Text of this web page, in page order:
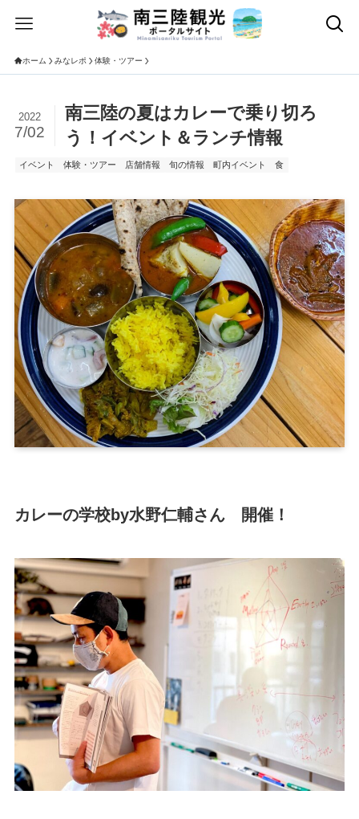
ホーム みなレポ 体験・ツアー
南三陸の夏はカレーで乗り切ろ
う！イベント＆ランチ情報
2022
7/02
イベント 体験・ツアー 店舗情報 旬の情報 町内イベント 食
カレーの学校by水野仁輔さん 開催！